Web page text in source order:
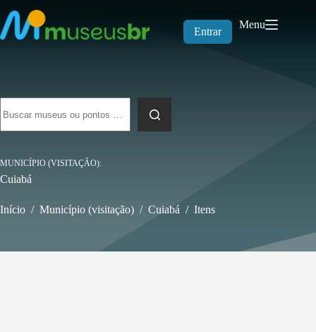
para
o
conteúdo
Entrar
Menu
resultados
MUNICÍPIO (VISITAÇÃO)
Cuiabá
Início / Município (visitação) / Cuiabá / Itens